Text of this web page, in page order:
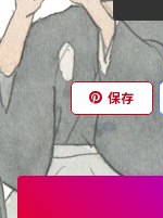
能〈清経〉
能〈羽衣〉
能〈猩々〉
保存